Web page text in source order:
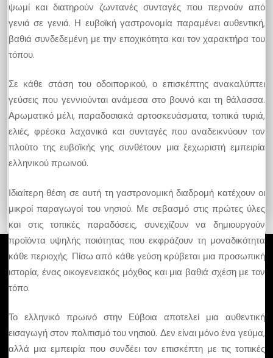
ψωμί και διατηρούν ζωντανές συνταγές που περνούν από
γενιά σε γενιά. Η ευβοϊκή γαστρονομία παραμένει αυθεντική,
βαθιά συνδεδεμένη με την εποχικότητα και τον χαρακτήρα του
τόπου.
Σε κάθε στάση του οδοιπορικού, ο επισκέπτης ανακαλύπτει
γεύσεις που γεννιούνται ανάμεσα στο βουνό και τη θάλασσα.
Αρωματικό μέλι, παραδοσιακά αρτοσκευάσματα, τοπικά τυριά,
ελιές, φρέσκα λαχανικά και συνταγές που αναδεικνύουν τον
πλούτο της ευβοϊκής γης συνθέτουν μια ξεχωριστή εμπειρία
ελληνικού πρωινού.
Ιδιαίτερη θέση σε αυτή τη γαστρονομική διαδρομή κατέχουν οι
μικροί παραγωγοί του νησιού. Με σεβασμό στις πρώτες ύλες
και στις τοπικές παραδόσεις, συνεχίζουν να δημιουργούν
προϊόντα υψηλής ποιότητας που εκφράζουν τη μοναδικότητα
κάθε περιοχής. Πίσω από κάθε γεύση κρύβεται μια προσωπική
ιστορία, ένας οικογενειακός μόχθος και μια βαθιά σχέση με τον
τόπο.
Το ελληνικό πρωινό στην Εύβοια αποτελεί μια αυθεντική
εισαγωγή στον πολιτισμό του νησιού. Δεν είναι μόνο ένα γεύμα,
αλλά μια εμπειρία που συνδέει τον επισκέπτη με τις τοπικές
Εγγραφείτε στο πρόγραμμα
Επιμελητήριο Ελλάδος